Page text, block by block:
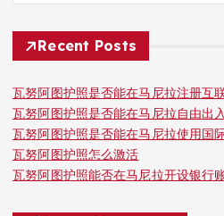
Recent Posts
瓦努阿图护照是否能在马尼拉注册互
瓦努阿图护照是否能在马尼拉自由出
瓦努阿图护照是否能在马尼拉使用国
瓦努阿图护照怎么激活
瓦努阿图护照能否在马尼拉开设银行